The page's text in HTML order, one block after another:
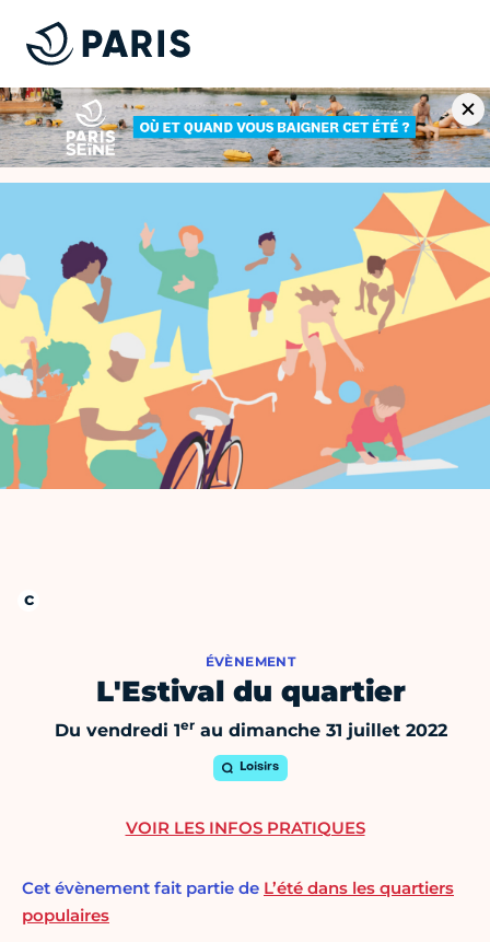
ÉVÈNEMENT
L'Estival du quartier
Du vendredi 1erau dimanche 31 juillet 2022
Loisirs
Cet évènement fait partie de L’été dans les quartiers
populaires
VOIR LES INFOS PRATIQUES